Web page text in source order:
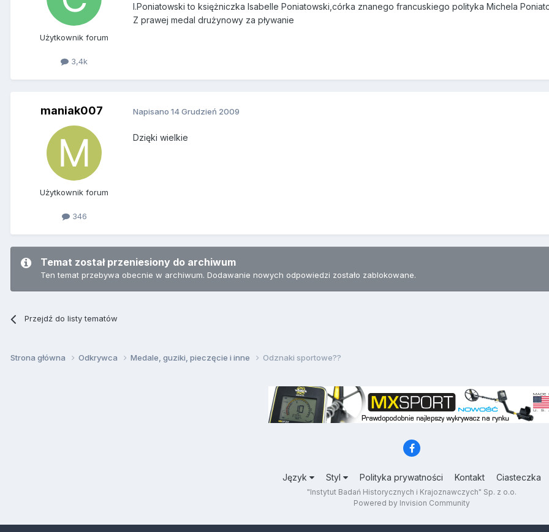
Użytkownik forum
3,4k
I.Poniatowski to księżniczka Isabelle Poniatowski,córka znanego francuskiego polityka Michela
Z prawej medal drużynowy za pływanie
maniak007
Użytkownik forum
346
Napisano 14 Grudzień 2009
Dzięki wielkie
Temat został przeniesiony do archiwum
Ten temat przebywa obecnie w archiwum. Dodawanie nowych odpowiedzi zostało zablokowane.
Przejdź do listy tematów
Strona główna Odkrywca Medale, guziki, pieczęcie i inne Odznaki sportowe??
Język Styl Polityka prywatności Kontakt Ciasteczka
"Instytut Badań Historycznych i Krajoznawczych" Sp. z o.o.
Powered by Invision Community